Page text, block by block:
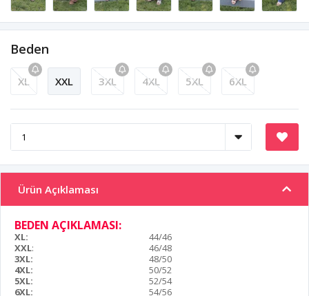
Beden
XL XXL 3XL 4XL 5XL 6XL
Ürün Açıklaması
BEDEN AÇIKLAMASI:
XL:
44/46
XXL:
46/48
3XL:
48/50
4XL:
50/52
5XL:
52/54
6XL:
54/56